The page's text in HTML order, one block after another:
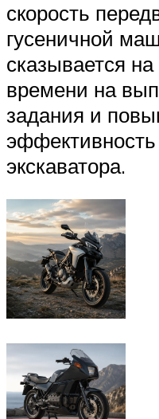
скорость
гусеничной
сказывается
времени на
задания и
экскаватора.